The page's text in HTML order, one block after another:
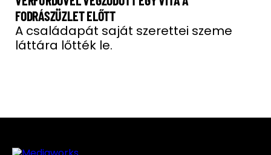
FODRÁSZÜZLET ELŐTT
A családapát saját szerettei szeme
láttára lőtték le.